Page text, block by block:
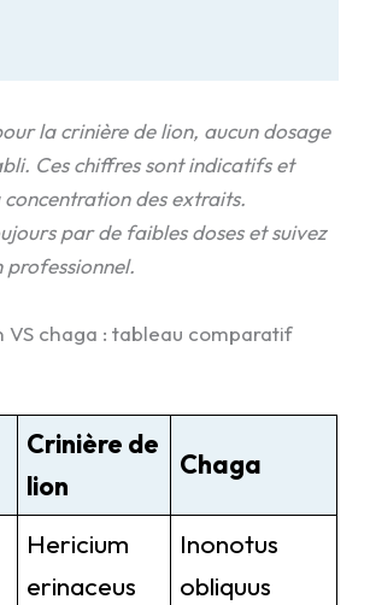
la crinière de lion, aucun dosage
Ces chiffres sont indicatifs et
des extraits.
par de faibles doses et suivez
professionnel.
VS chaga : tableau comparatif
Crinière de
lion
Chaga
Hericium
erinaceus
Inonotus
obliquus